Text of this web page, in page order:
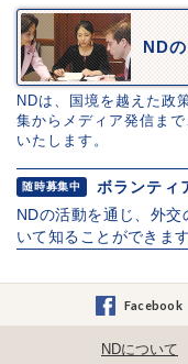
ND
NDは、国境を越えた政
集からメディア発信ま
いたします。
随時募集中
ボランティ
NDの活動を通じ、外
いて知ることができます
Facebook
NDについて